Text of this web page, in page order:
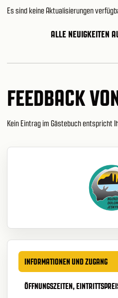
Es sind keine Aktualisierungen
ALLE NEUIGKEITEN
FEEDBACK
Kein Eintrag im Gästebuch entspricht
INFORMATIONEN UND ZUGANG
ÖFFNUNGSZEITEN,